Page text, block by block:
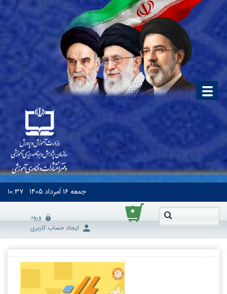
جمعه۱۶ اَمرداد ۱۴۰۵ ۱۰:۳۷
۰
ورود
ایجاد حساب کاربری